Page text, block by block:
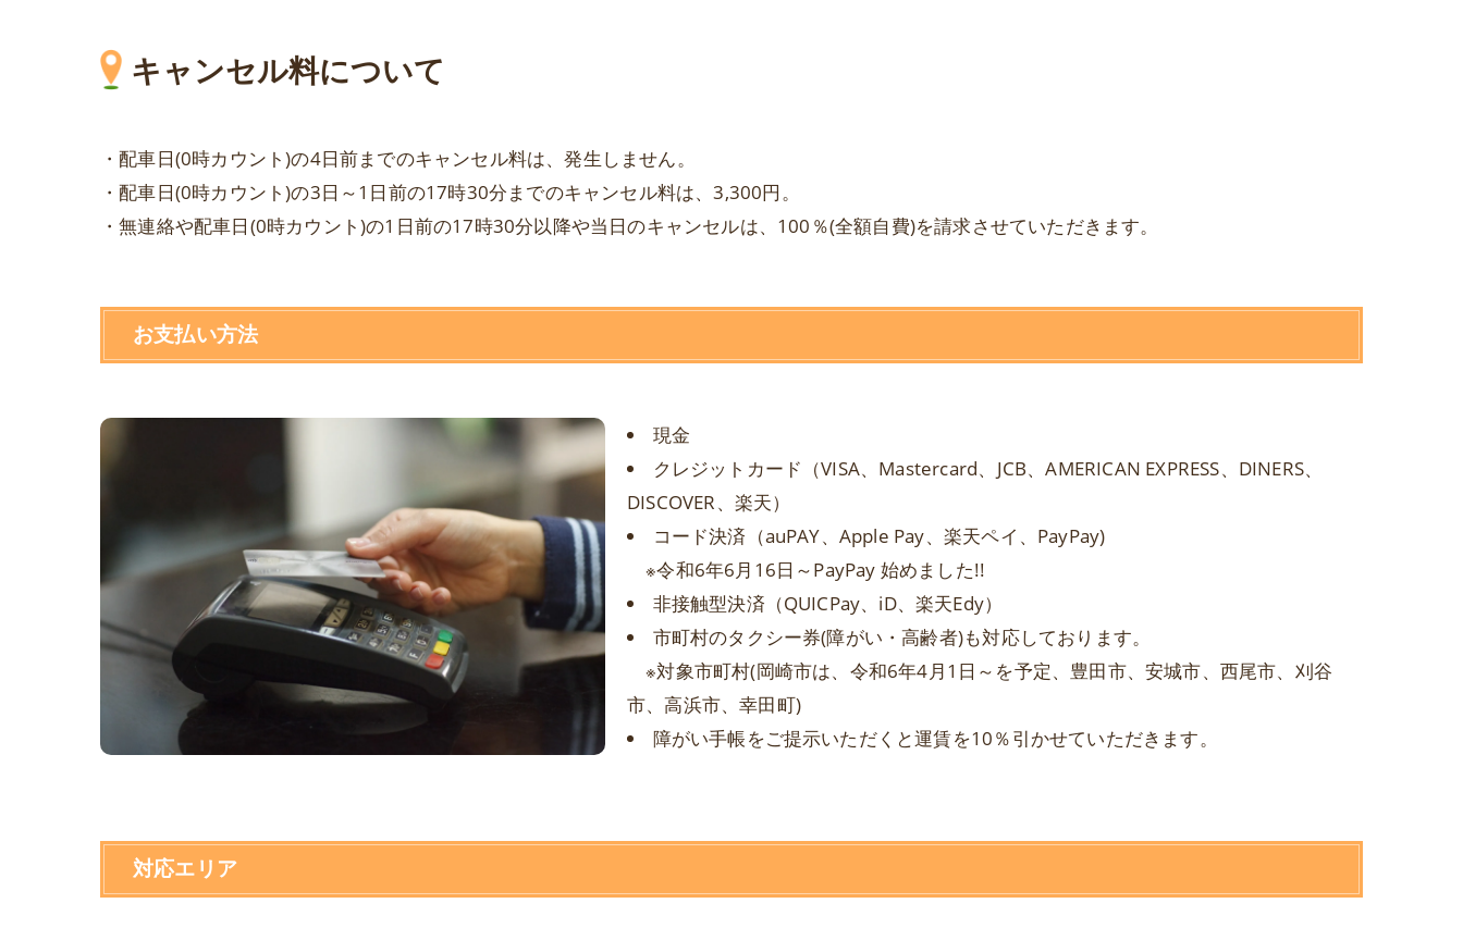
キャンセル料について
・配車日(0時カウント)の4日前までのキャンセル料は、発生しません。
・配車日(0時カウント)の3日～1日前の17時30分までのキャンセル料は、3,300円。
・無連絡や配車日(0時カウント)の1日前の17時30分以降や当日のキャンセルは、100％(全額自費)を請求させていただきます。
お支払い方法
現金
クレジットカード（VISA、Mastercard、JCB、AMERICAN EXPRESS、DINERS、
DISCOVER、楽天）
コード決済（auPAY、Apple Pay、楽天ペイ、PayPay)
※令和6年6月16日～PayPay 始めました!!
非接触型決済（QUICPay、iD、楽天Edy）
市町村のタクシー券(障がい・高齢者)も対応しております。
※対象市町村(岡崎市は、令和6年4月1日～を予定、豊田市、安城市、西尾市、刈谷
市、高浜市、幸田町)
障がい手帳をご提示いただくと運賃を10％引かせていただきます。
対応エリア